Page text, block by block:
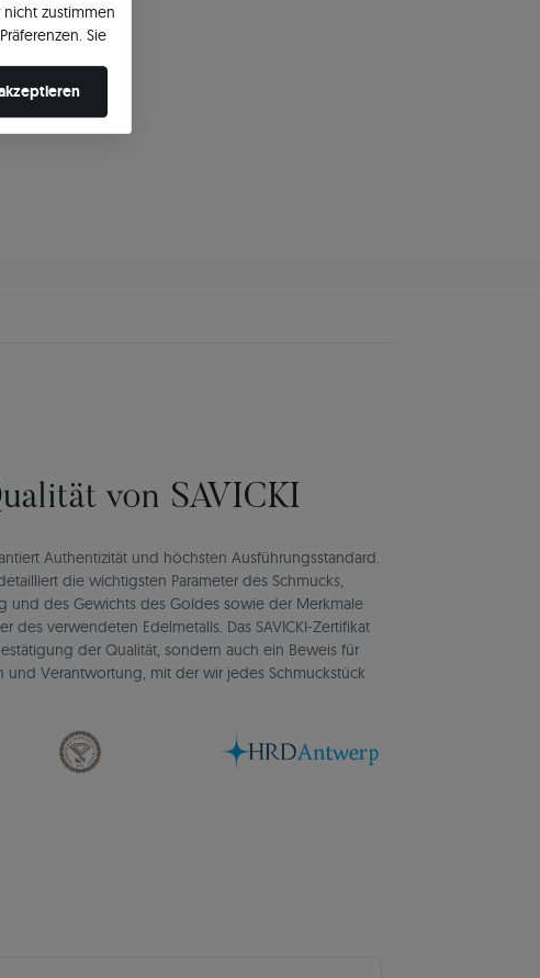
von SAVICKI
Authentizität und höchsten Ausführungsstandard.
die wichtigsten Parameter des Schmucks,
und des Gewichts des Goldes sowie der Merkmale
des verwendeten Edelmetalls. Das SAVICKI-Zertifikat
der Qualität, sondern auch ein Beweis für
und Verantwortung, mit der wir jedes Schmuckstück
zustimmen
Sie